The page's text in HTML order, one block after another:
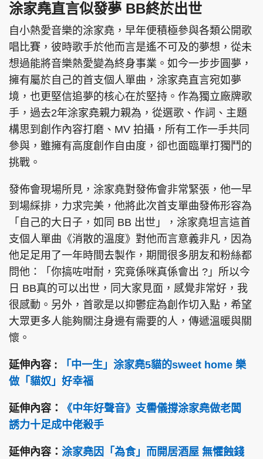
涂家堯直言似發夢 BB終於出世
自小熱愛音樂的涂家堯，早年便積極參與各類公開歌
唱比賽，彼時歌手於他而言是遙不可及的夢想，從未
想過能將音樂熱愛變為終身事業。如今一步步圓夢，
擁有屬於自己的首支個人單曲，涂家堯直言宛如夢
境，也更堅信追夢的核心在於堅持。作為獨立廠牌歌
手，過去2年涂家堯親力親為，從選歌、作詞、主題
構思到創作內容打磨、MV 拍攝，所有工作一手共同
參與，雖擁有高度創作自由度，卻也面臨單打獨鬥的
挑戰。
發佈會現場所見，涂家堯對發佈會非常緊張，他一早
到場綵排，力求完美，他將此次首支單曲發佈形容為
「自己的大日子，如同 BB 出世」，涂家堯坦言這首
支個人單曲《消散的溫度》對他而言意義非凡，因為
他足足用了一年時間去製作，期間很多朋友和粉絲都
問他：「你搞咗咁耐，究竟係咪真係會出 ?」所以今
日 BB真的可以出世，同大家見面，感覺非常好，我
很感動。另外，首歌是以抑鬱症為創作切入點，希望
大眾更多人能夠關注身邊有需要的人，傳遞溫暖與關
懷。
延伸內容 :
「中一生」涂家堯5貓的sweet home 樂
做「貓奴」好幸福
延伸內容：
《中年好聲音》支嚳儀撐涂家堯做老闆
誘力十足成中佬殺手
延伸內容： 涂家堯因「為食」而開居酒屋 無懼蝕錢